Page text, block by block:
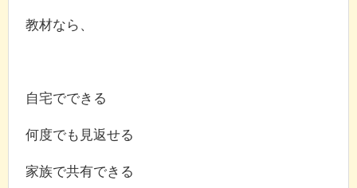
教材なら、
自宅でできる
何度でも見返せる
家族で共有できる